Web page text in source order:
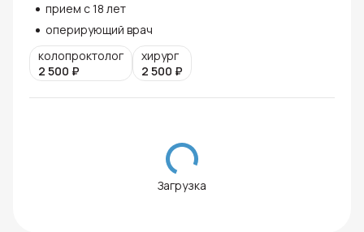
прием с 18 лет
оперирующий врач
колопроктолог
2 500 ₽
хирург
2 500 ₽
Загрузка